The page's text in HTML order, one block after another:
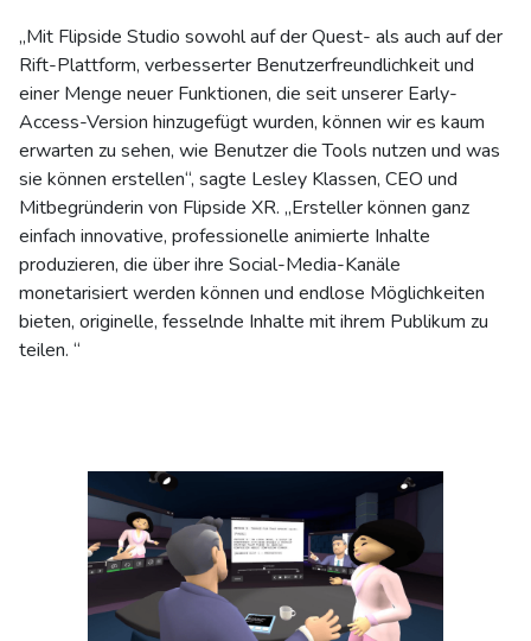
„Mit Flipside Studio sowohl auf der Quest- als auch auf der
Rift-Plattform, verbesserter Benutzerfreundlichkeit und
einer Menge neuer Funktionen, die seit unserer Early-
Access-Version hinzugefügt wurden, können wir es kaum
erwarten zu sehen, wie Benutzer die Tools nutzen und was
sie können erstellen“, sagte Lesley Klassen, CEO und
Mitbegründerin von Flipside XR. „Ersteller können ganz
einfach innovative, professionelle animierte Inhalte
produzieren, die über ihre Social-Media-Kanäle
monetarisiert werden können und endlose Möglichkeiten
bieten, originelle, fesselnde Inhalte mit ihrem Publikum zu
teilen. “